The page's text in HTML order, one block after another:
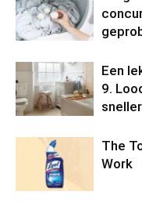
Een
9.
The
Work